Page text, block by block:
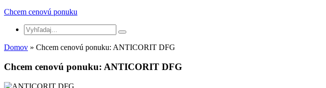
Chcem cenovú ponuku
Domov » Chcem cenovú ponuku: ANTICORIT DFG
Chcem cenovú ponuku: ANTICORIT DFG